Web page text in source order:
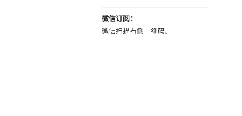
微信订阅：
微信扫描右侧二维码。